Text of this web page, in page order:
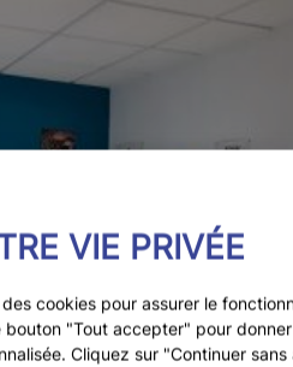
VIE PRIVÉE
cookies pour assurer le
bouton "Tout accepter" pour
Cliquez sur "Continuer